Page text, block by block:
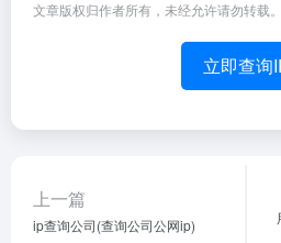
文章版权归作者所有，未经允许请勿转载。
立即查询
上一篇
ip查询公司(查询公司公网ip)